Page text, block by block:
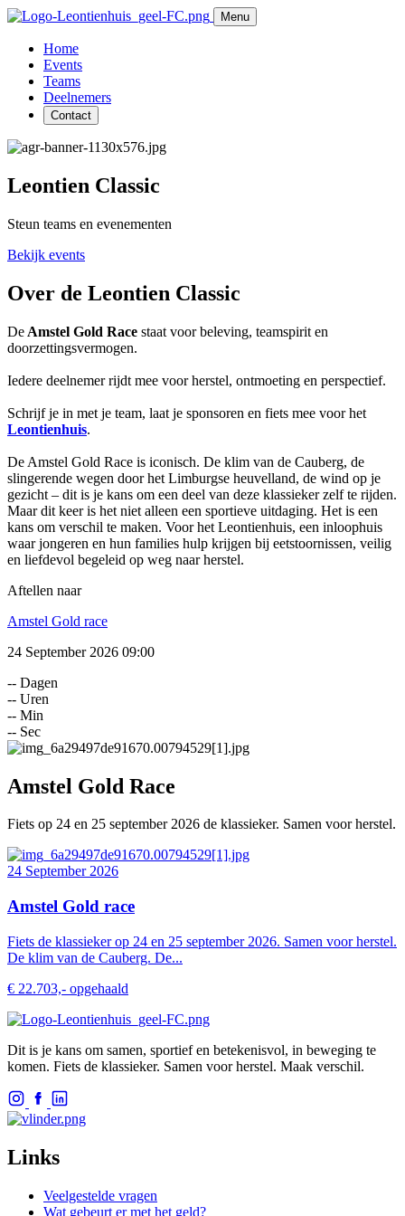
Menu
Home
Events
Teams
Deelnemers
Contact
Leontien Classic
Steun teams en evenementen
Bekijk events
Over de Leontien Classic
De Amstel Gold Race staat voor beleving, teamspirit en
doorzettingsvermogen.
Iedere deelnemer rijdt mee voor herstel, ontmoeting en perspectief.
Schrijf je in met je team, laat je sponsoren en fiets mee voor het
Leontienhuis.
De Amstel Gold Race is iconisch. De klim van de Cauberg, de
slingerende wegen door het Limburgse heuvelland, de wind op je
gezicht – dit is je kans om een deel van deze klassieker zelf te rijden.
Maar dit keer is het niet alleen een sportieve uitdaging. Het is een
kans om verschil te maken. Voor het Leontienhuis, een inloophuis
waar jongeren en hun families hulp krijgen bij eetstoornissen, veilig
en liefdevol begeleid op weg naar herstel.
Aftellen naar
Amstel Gold race
24 September 2026 09:00
-- Dagen
-- Uren
-- Min
-- Sec
Amstel Gold Race
Fiets op 24 en 25 september 2026 de klassieker. Samen voor herstel.
24 September 2026
Amstel Gold race
Fiets de klassieker op 24 en 25 september 2026. Samen voor herstel.
De klim van de Cauberg. De...
€ 22.703,- opgehaald
Dit is je kans om samen, sportief en betekenisvol, in beweging te
komen. Fiets de klassieker. Samen voor herstel. Maak verschil.
Links
Veelgestelde vragen
Wat gebeurt er met het geld?